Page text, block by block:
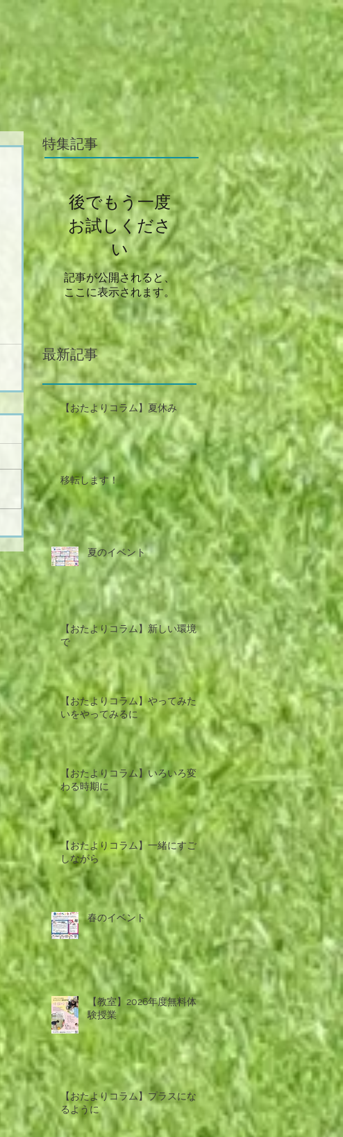
特集記事
後でもう一度
お試しくださ
い
記事が公開されると、
ここに表示されます。
最新記事
【おたよりコラム】夏休み
移転します！
夏のイベント
【おたよりコラム】新しい環境
で
【おたよりコラム】やってみた
いをやってみるに
【おたよりコラム】いろいろ変
わる時期に
【おたよりコラム】一緒にすご
しながら
春のイベント
【教室】2026年度無料体
験授業
【おたよりコラム】プラスにな
るように